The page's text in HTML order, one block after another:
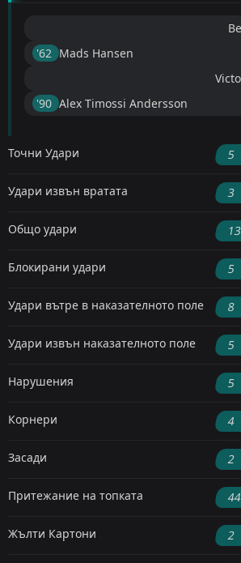
'62 ︎ Mads Hansen
'90 ︎ Alex Timossi Andersson
Точни Удари 5
Удари извън вратата 3
Общо удари 13
Блокирани удари 5
Удари вътре в наказателното поле 8
Удари извън наказателното поле 5
Нарушения 5
Корнери 4
Засади 2
Притежание на топката
Жълти Картони 2